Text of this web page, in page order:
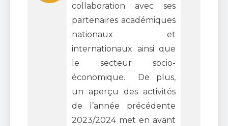
collaboration avec ses
partenaires académiques
nationaux et
internationaux ainsi que
le secteur socio-
économique. De plus,
un aperçu des activités
de l’année précédente
2023/2024 met en avant